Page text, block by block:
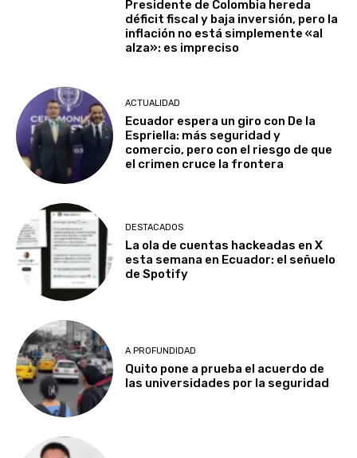
Presidente de Colombia hereda
déficit fiscal y baja inversión, pero la
inflación no está simplemente «al
alza»: es impreciso
ACTUALIDAD
Ecuador espera un giro con De la
Espriella: más seguridad y
comercio, pero con el riesgo de que
el crimen cruce la frontera
DESTACADOS
La ola de cuentas hackeadas en X
esta semana en Ecuador: el señuelo
de Spotify
A PROFUNDIDAD
Quito pone a prueba el acuerdo de
las universidades por la seguridad